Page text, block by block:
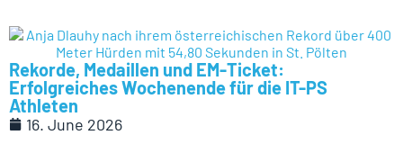
Rekorde, Medaillen und EM-Ticket:
Erfolgreiches Wochenende für die IT-PS
Athleten
16. June 2026